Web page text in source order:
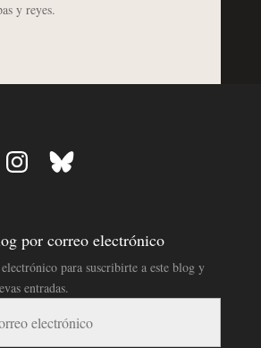
y reyes.
InstagramBluesky
por correo electrónico
para suscribirte a este blog y
entradas.